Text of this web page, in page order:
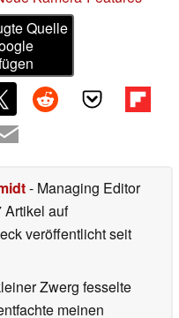
Quelle
- Managing Editor
Artikel auf
veröffentlichtseit
Zwerg fesselte
meinen